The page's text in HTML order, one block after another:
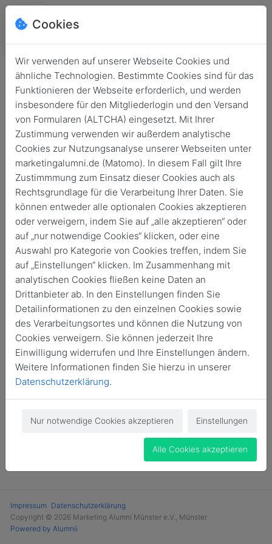
Login
Keine Zugangsdaten?
Login
Jetzt Mitglied werden
Impressum Datenschutzerklärung
Copyright © 2026 Marketing Alumni Münster e.V., Münster
Powered by Alumnii
Cookies
Wir verwenden auf unserer Webseite Cookies und
ähnliche Technologien. Bestimmte Cookies sind für das
Funktionieren der Webseite erforderlich, und werden
insbesondere für den Mitgliederlogin und den Versand
von Formularen (ALTCHA) eingesetzt. Mit Ihrer
Zustimmung verwenden wir außerdem analytische
Cookies zur Nutzungsanalyse unserer Webseiten unter
marketingalumni.de (Matomo). In diesem Fall gilt Ihre
Zustimmmung zum Einsatz dieser Cookies auch als
Rechtsgrundlage für die Verarbeitung Ihrer Daten. Sie
können entweder alle optionalen Cookies akzeptieren
oder verweigern, indem Sie auf „alle akzeptieren“ oder
auf „nur notwendige Cookies“ klicken, oder eine
Auswahl pro Kategorie von Cookies treffen, indem Sie
auf „Einstellungen“ klicken. Im Zusammenhang mit
analytischen Cookies fließen keine Daten an
Drittanbieter ab. In den Einstellungen finden Sie
Detailinformationen zu den einzelnen Cookies sowie
des Verarbeitungsortes und können die Nutzung von
Cookies verweigern. Sie können jederzeit Ihre
Einwilligung widerrufen und Ihre Einstellungen ändern.
Weitere Informationen finden Sie hierzu in unserer
Datenschutzerklärung.
Nur notwendige Cookies akzeptieren Einstellungen
Alle Cookies akzeptieren